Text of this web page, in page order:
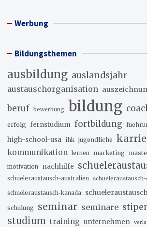
Werbung
Bildungsthemen
ausbildung auslandsjahr
austauschorganisation
beruf bewerbung bildung
erfolg fernstudium fortbildung
high-school-usa ihk jugendliche
kommunikation lernen marketing
motivation nachhilfe
schueleraustausch-australien
schueleraustausch-kanada
schulung seminar seminare
studium training unternehmen